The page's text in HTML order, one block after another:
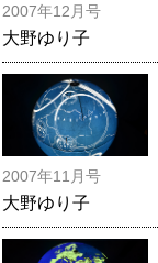
2007年12月号
大野ゆり子
2007年11月号
大野ゆり子